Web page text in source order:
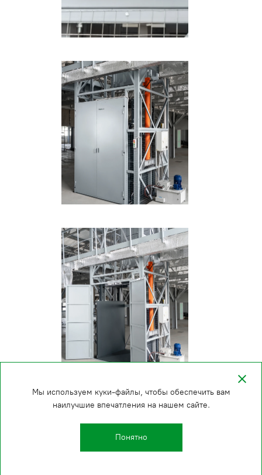
Мы используем куки-файлы, чтобы обеспечить вам
наилучшие впечатления на нашем сайте.
Понятно